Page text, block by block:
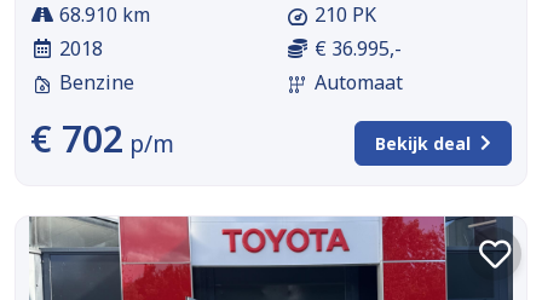
68.910 km
2018
Benzine
210 PK
€ 36.995,-
Automaat
€ 702 p/m Bekijk deal